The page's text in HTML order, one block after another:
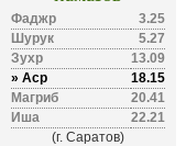
Фаджр
3.25
Шурук
5.27
Зухр
13.09
» Аср
18.15
Магриб
20.41
Иша
22.21
(г. Саратов)